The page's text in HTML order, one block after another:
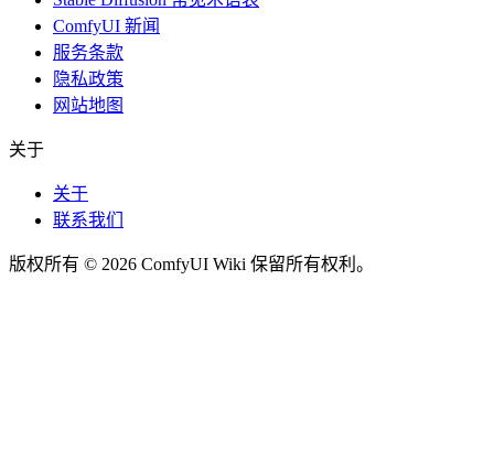
ComfyUI 新闻
服务条款
隐私政策
网站地图
关于
关于
联系我们
版权所有 © 2026 ComfyUI Wiki 保留所有权利。